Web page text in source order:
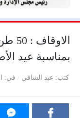
بمناسبة عيد
كتب عبد الشافي في